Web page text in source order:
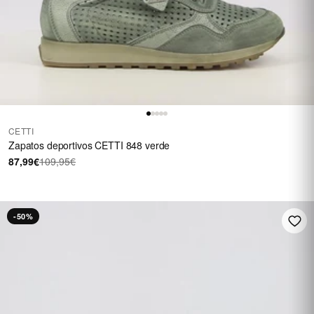
CETTI
Zapatos deportivos CETTI 848 verde
87,99€109,95€
-50%